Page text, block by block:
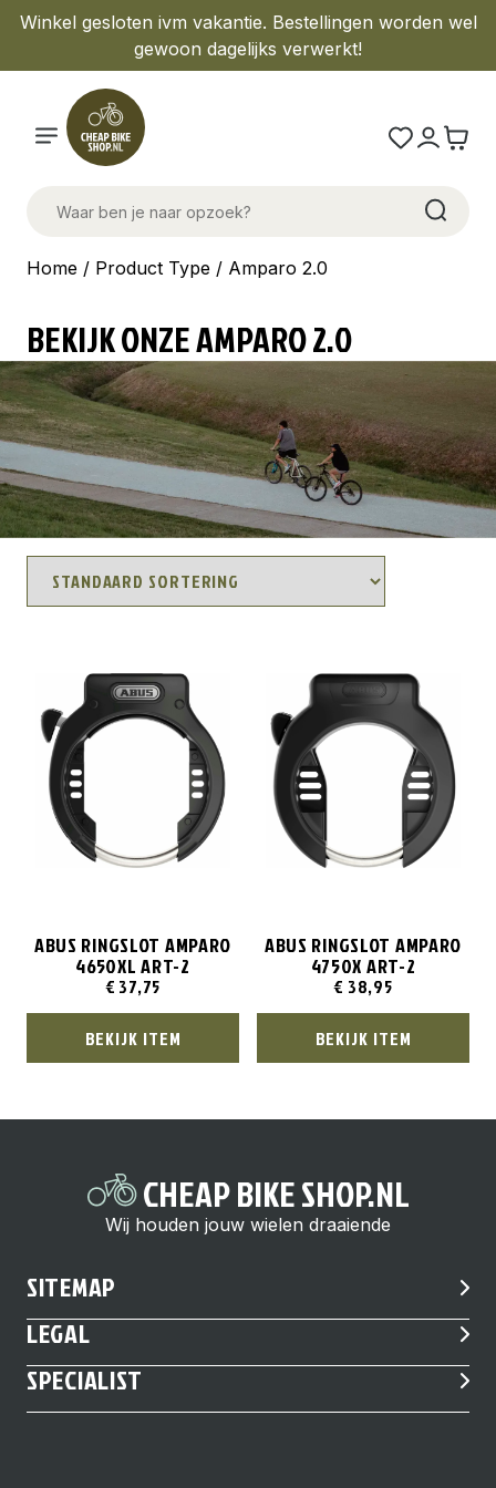
Winkel gesloten ivm vakantie. Bestellingen worden wel
gewoon dagelijks verwerkt!
Home / Product Type / Amparo 2.0
BEKIJK ONZE AMPARO 2.0
ABUS RINGSLOT AMPARO
4650XL ART-2
€ 37,75
BEKIJK ITEM
ABUS RINGSLOT AMPARO
4750X ART-2
€ 38,95
BEKIJK ITEM
CHEAP BIKE SHOP.NL
Wij houden jouw wielen draaiende
SITEMAP
LEGAL
SPECIALIST